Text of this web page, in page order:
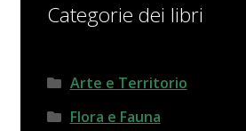
Categorie dei libri
Arte e Territorio
Flora e Fauna